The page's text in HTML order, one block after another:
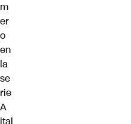
m
er
o
en
la
se
rie
A
ital